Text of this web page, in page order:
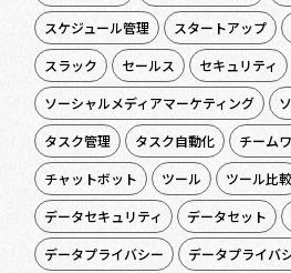
スケジュール管理
スタートアップ
スラック
セールス セキュリティ
ソーシャルメディアマーケティング
タスク管理
タスク自動化 チーム
チャットボット
ツール ツール比較
データセキュリティ
データセット
データプライバシー
データプライバ